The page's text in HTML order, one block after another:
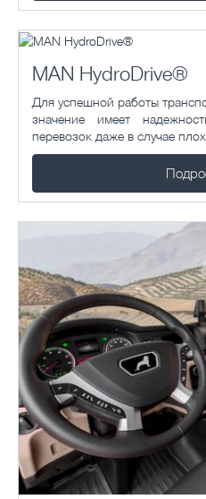
MAN HydroDrive®
Для успешной работы
значение имеет
перевозок даже в случае